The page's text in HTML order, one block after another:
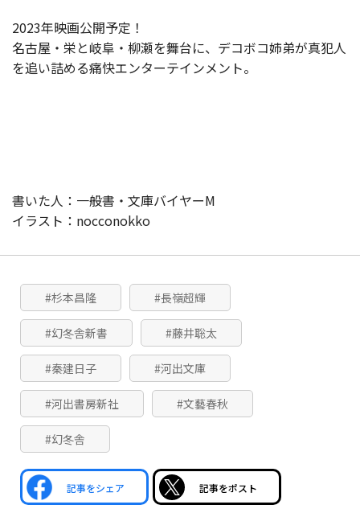
2023年映画公開予定！
名古屋・栄と岐阜・柳瀬を舞台に、デコボコ姉弟が真犯人
を追い詰める痛快エンターテインメント。
書いた人：一般書・文庫バイヤーM
イラスト：nocconokko
#杉本昌隆 #長嶺超輝
#幻冬舎新書 #藤井聡太
#秦建日子 #河出文庫
#河出書房新社 #文藝春秋
#幻冬舎
記事をシェア 記事をポスト